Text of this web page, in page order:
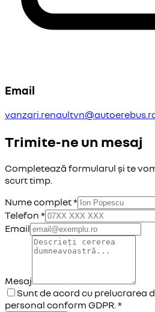
Email
Trimite-ne un mesaj
Completează formularul și te
scurt timp.
Nume complet *
Telefon *
Email
Mesaj
Sunt de acord cu prelucrarea
personal conform GDPR. *